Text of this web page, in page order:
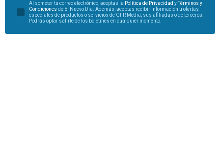
Al someter tu correo electrónico, aceptas la Política de Privacidad yTérminos y
Condiciones de El Nuevo Día. Además, aceptas recibir información u ofertas
especiales de productos o servicios de GFR Media, sus afiliadas o de terceros.
Podrás optar salirte de los boletines en cualquier momento.